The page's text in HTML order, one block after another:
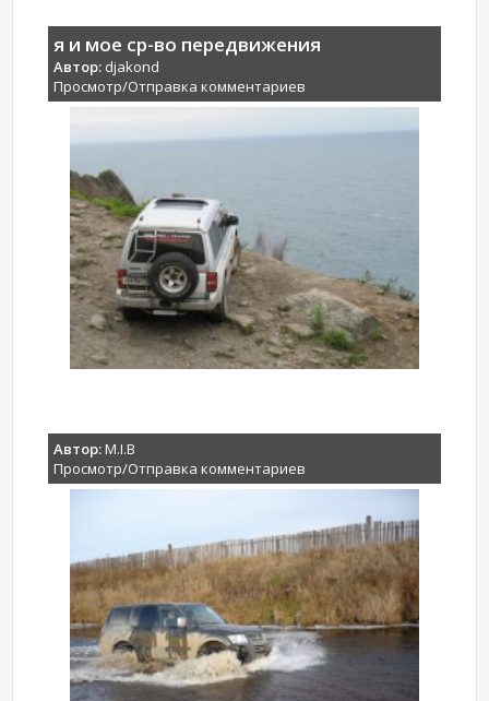
я и мое ср-во передвижения
Автор: djakond
Просмотр/Отправка комментариев
Автор:M.I.B
Просмотр/Отправка комментариев